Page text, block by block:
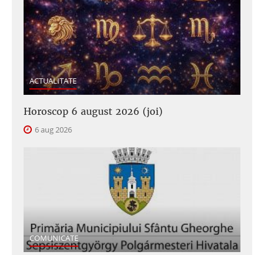
ACTUALITATE
Horoscop 6 august 2026 (joi)
6 aug 2026
COMUNICATE